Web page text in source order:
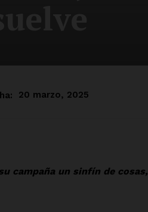
20 marzo, 2025
campaña un sinfín de cosas,